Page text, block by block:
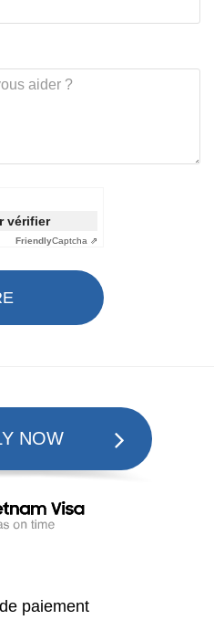
vérifier
FriendlyCaptcha ⇗
NOW
paiement